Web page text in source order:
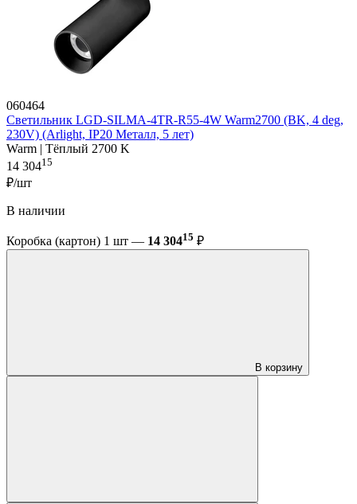
060464
Светильник LGD-SILMA-4TR-R55-4W Warm2700 (BK, 4 deg,
230V) (Arlight, IP20 Металл, 5 лет)
Warm | Тёплый 2700 K
14 30415
₽/шт
В наличии
Коробка (картон) 1 шт — 14 30415 ₽
В корзину